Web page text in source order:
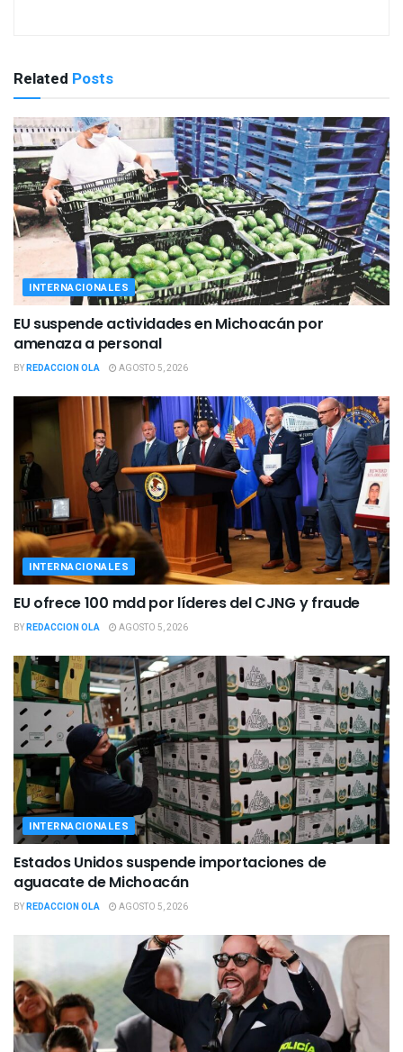
Related Posts
INTERNACIONALES
EU suspende actividades en Michoacán por
amenaza a personal
BYREDACCION OLA AGOSTO 5, 2026
INTERNACIONALES
EU ofrece 100 mdd por líderes del CJNG y fraude
BYREDACCION OLA AGOSTO 5, 2026
INTERNACIONALES
Estados Unidos suspende importaciones de
aguacate de Michoacán
BYREDACCION OLA AGOSTO 5, 2026